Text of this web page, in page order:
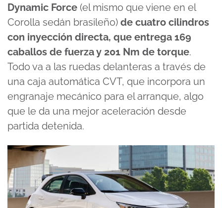
Dynamic Force (el mismo que viene en el
Corolla sedán brasileño) de cuatro cilindros
con inyección directa, que entrega 169
caballos de fuerza y 201 Nm de torque.
Todo va a las ruedas delanteras a través de
una caja automática CVT, que incorpora un
engranaje mecánico para el arranque, algo
que le da una mejor aceleración desde
partida detenida.